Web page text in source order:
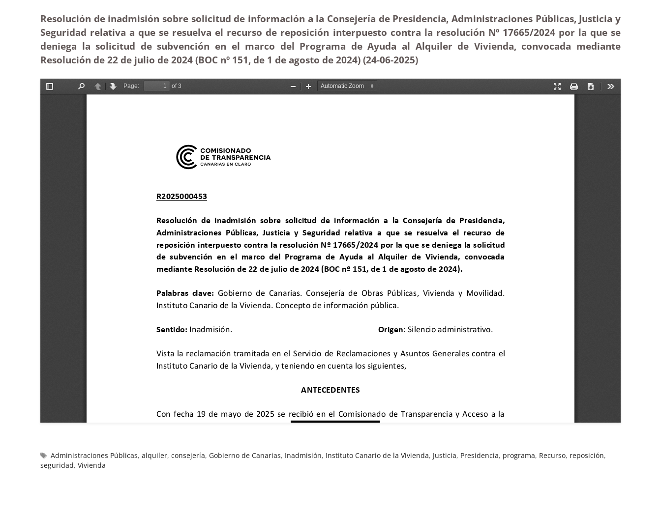
Resolución de inadmisión sobre solicitud de información a la Consejería de Presidencia, Administraciones Públicas, Justicia y
Seguridad relativa a que se resuelva el recurso de reposición interpuesto contra la resolución Nº 17665/2024 por la que se
deniega la solicitud de subvención en el marco del Programa de Ayuda al Alquiler de Vivienda, convocada mediante
Resolución de 22 de julio de 2024 (BOC nº 151, de 1 de agosto de 2024) (24-06-2025)
Administraciones Públicas,alquiler,consejería, Gobierno de Canarias, Inadmisión, Instituto Canario de la Vivienda, Justicia, Presidencia, programa, Recurso, reposición,
seguridad, Vivienda